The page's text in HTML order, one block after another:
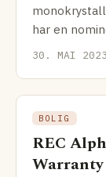
har en
på 22,2%,
30. MAI
BOLIG
REC
Warranty